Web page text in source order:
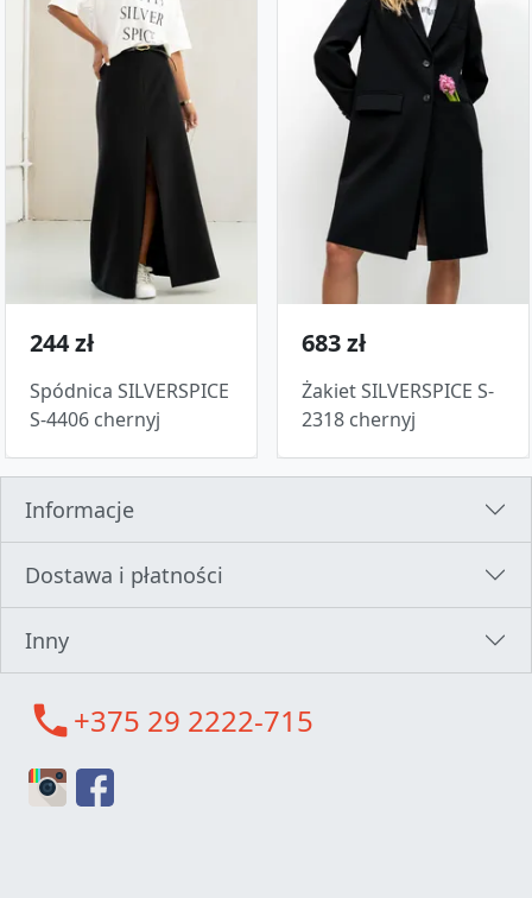
244 zł
Spódnica SILVERSPICE
S-4406 chernyj
683 zł
Żakiet SILVERSPICE S-
2318 chernyj
Informacje
Dostawa i płatności
Inny
call+375 29 2222-715